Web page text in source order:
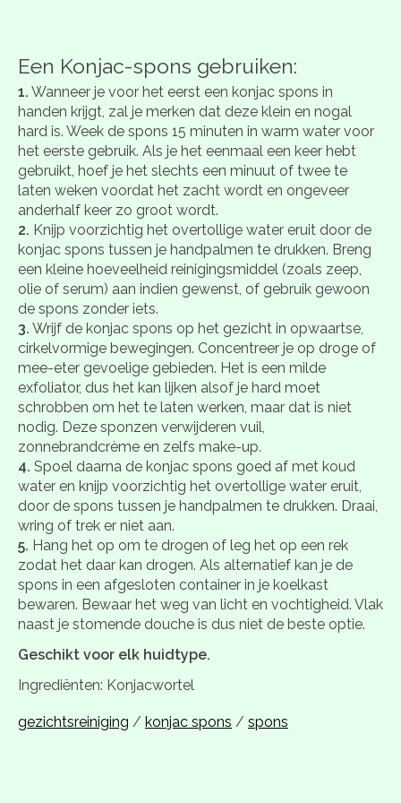
Een Konjac-spons gebruiken:
1. Wanneer je voor het eerst een konjac spons in
handen krijgt, zal je merken dat deze klein en nogal
hard is. Week de spons 15 minuten in warm water voor
het eerste gebruik. Als je het eenmaal een keer hebt
gebruikt, hoef je het slechts een minuut of twee te
laten weken voordat het zacht wordt en ongeveer
anderhalf keer zo groot wordt.
2. Knijp voorzichtig het overtollige water eruit door de
konjac spons tussen je handpalmen te drukken. Breng
een kleine hoeveelheid reinigingsmiddel (zoals zeep,
olie of serum) aan indien gewenst, of gebruik gewoon
de spons zonder iets.
3. Wrijf de konjac spons op het gezicht in opwaartse,
cirkelvormige bewegingen. Concentreer je op droge of
mee-eter gevoelige gebieden. Het is een milde
exfoliator, dus het kan lijken alsof je hard moet
schrobben om het te laten werken, maar dat is niet
nodig. Deze sponzen verwijderen vuil,
zonnebrandcrème en zelfs make-up.
4. Spoel daarna de konjac spons goed af met koud
water en knijp voorzichtig het overtollige water eruit,
door de spons tussen je handpalmen te drukken. Draai,
wring of trek er niet aan.
5. Hang het op om te drogen of leg het op een rek
zodat het daar kan drogen. Als alternatief kan je de
spons in een afgesloten container in je koelkast
bewaren. Bewaar het weg van licht en vochtigheid. Vlak
naast je stomende douche is dus niet de beste optie.
Geschikt voor elk huidtype.
Ingrediënten: Konjacwortel
gezichtsreiniging / konjac spons / spons